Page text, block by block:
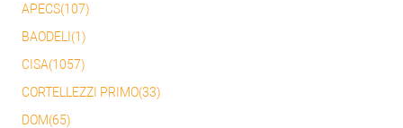
APECS(107)
BAODELI(1)
CISA(1057)
CORTELLEZZI PRIMO(33)
DOM(65)